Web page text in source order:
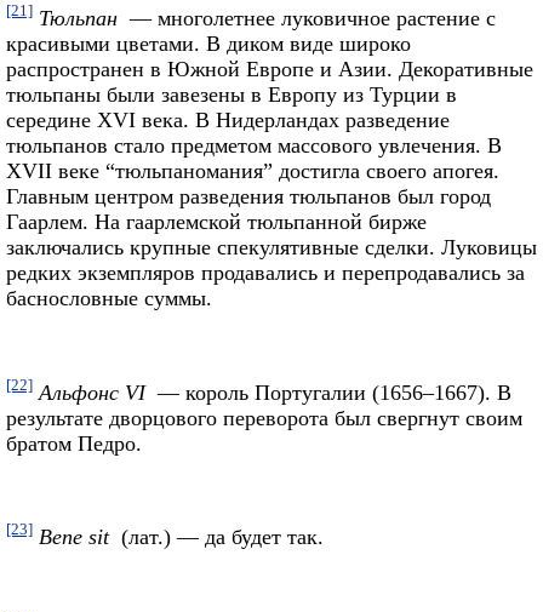
[21] Тюльпан — многолетнее луковичное растение с
красивыми цветами. В диком виде широко
распространен в Южной Европе и Азии. Декоративные
тюльпаны были завезены в Европу из Турции в
середине XVI века. В Нидерландах разведение
тюльпанов стало предметом массового увлечения. В
XVII веке “тюльпаномания” достигла своего апогея.
Главным центром разведения тюльпанов был город
Гаарлем. На гаарлемской тюльпанной бирже
заключались крупные спекулятивные сделки. Луковицы
редких экземпляров продавались и перепродавались за
баснословные суммы.
[22] Альфонс VI— король Португалии (1656–1667). В
результате дворцового переворота был свергнут своим
братом Педро.
[23] Bene sit(лат.) — да будет так.